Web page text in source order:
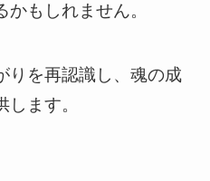
もしれません。
りを再認識し、魂の成
ます。